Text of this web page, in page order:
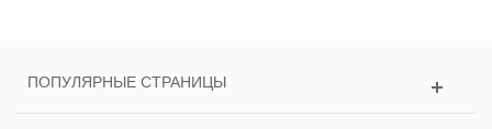
ПОПУЛЯРНЫЕ СТРАНИЦЫ